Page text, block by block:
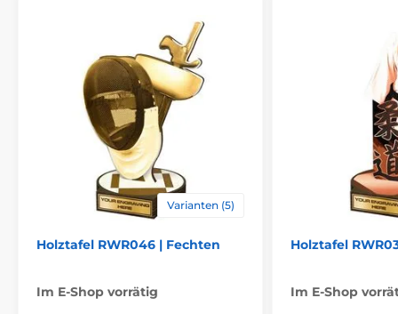
Bedruckung des
Emblems
Varianten (5)
Holztafel RWR046 | Fechten
Im E-Shop vorrätig
Holztafel
Im E-Shop